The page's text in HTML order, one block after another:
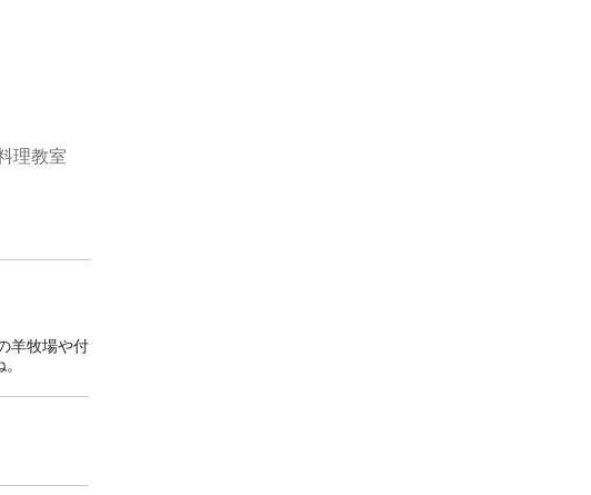
理教室
羊牧場や付